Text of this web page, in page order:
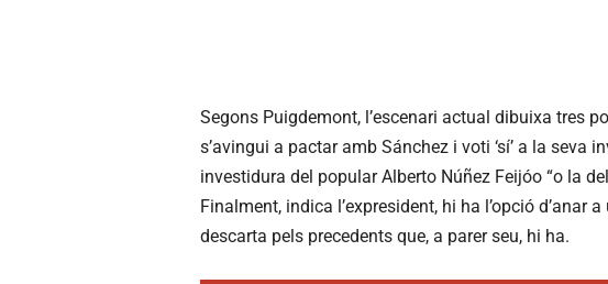
Segons Puigdemont, l’escenari actual dibuixa tres
s’avingui a pactar amb Sánchez i voti ‘sí’ a la seva
investidura del popular Alberto Núñez Feijóo “o la
Finalment, indica l’expresident, hi ha l’opció d’anar
descarta pels precedents que, a parer seu, hi ha.